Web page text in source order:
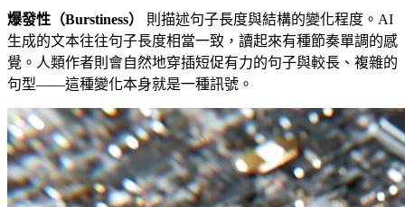
爆發性（Burstiness）
則描述句子長度與結構的變化程度。AI
生成的文本往往句子長度相當一致，讀起來有種節奏單調的感
覺。人類作者則會自然地穿插短促有力的句子與較長、複雜的
句型——這種變化本身就是一種訊號。